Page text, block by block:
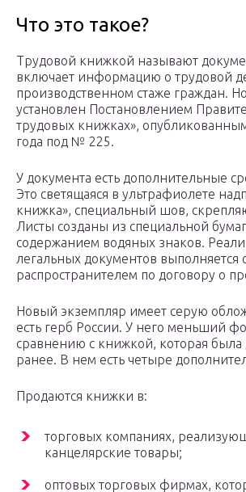
Что это такое?
Трудовой книжкой называют
включает информацию о трудовой
производственном стаже граждан.
установлен Постановлением
трудовых книжках»,
года под № 225.
У документа есть дополнительные
Это светящаяся в ультрафиолете
книжка», специальный шов,
Листы созданы из специальной
содержанием водяных знаков.
легальных документов
распространителем по договору о
Новый экземпляр имеет серую
есть герб России. У него меньший
сравнению с книжкой, которая была
ранее. В нем есть четыре
Продаются книжки в:
торговых компаниях,
канцелярские товары;
оптовых торговых фирмах,